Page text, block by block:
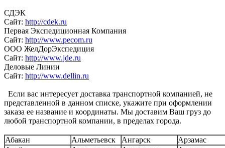
СДЭК
Сайт: http://cdek.ru
Первая Экспедиционная Компания
Сайт: http://www.pecom.ru
ООО ЖелДорЭкспедиция
Сайт: http://www.jde.ru
Деловые Линии
Сайт: http://www.dellin.ru
Если вас интересует доставка транспортной компанией, не
представленной в данном списке, укажите при оформлении
заказа ее название и координаты. Мы доставим Ваш груз до
любой транспортной компании, в пределах города.
Абакан Альметьевск Ангарск
Арзамас